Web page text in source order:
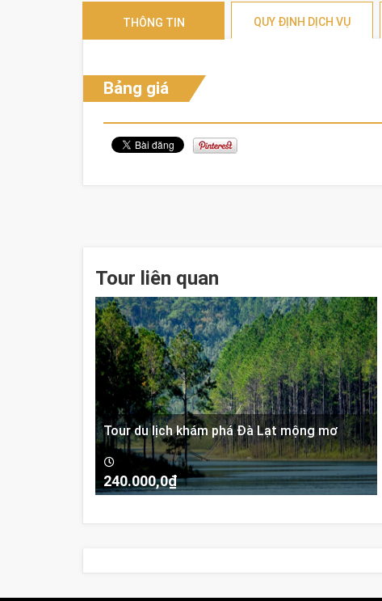
THÔNG TIN QUY ĐỊNH DỊCH VỤ
Bảng giá
Tour liên quan
Tour du lịch khám phá Đà Lạt mộng mơ
240.000,0₫